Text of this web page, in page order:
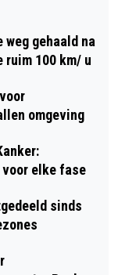
IN
gehaald na
100 km/ u
omgeving
elke fase
sinds